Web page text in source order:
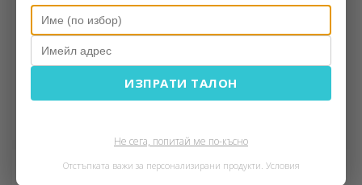
Персонализирани
тетрадки
са идеални за такива
Персонализирани
планиращи
ИЗПРАТИ ТАЛОН
Не сега, попитай ме по-късно
Отстъпката важи за персонализирани продукти. Условия